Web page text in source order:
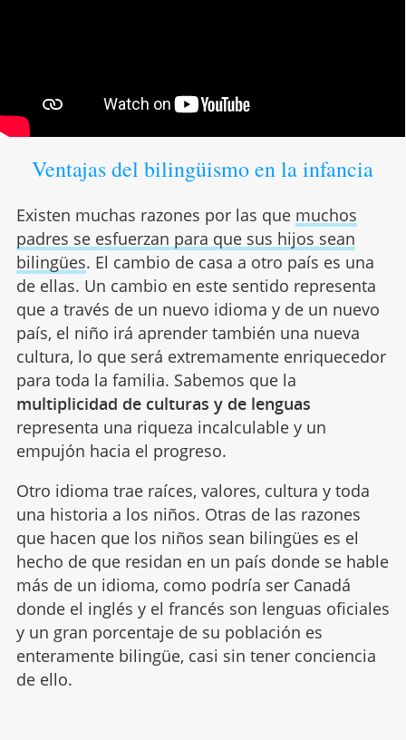
Ventajas del bilingüismo en la infancia
Existen muchas razones por las que muchos
padres se esfuerzan para que sus hijos sean
bilingües. El cambio de casa a otro país es una
de ellas. Un cambio en este sentido representa
que a través de un nuevo idioma y de un nuevo
país, el niño irá aprender también una nueva
cultura, lo que será extremamente enriquecedor
para toda la familia. Sabemos que la
multiplicidad de culturas y de lenguas
representa una riqueza incalculable y un
empujón hacia el progreso.
Otro idioma trae raíces, valores, cultura y toda
una historia a los niños. Otras de las razones
que hacen que los niños sean bilingües es el
hecho de que residan en un país donde se hable
más de un idioma, como podría ser Canadá
donde el inglés y el francés son lenguas oficiales
y un gran porcentaje de su población es
enteramente bilingüe, casi sin tener conciencia
de ello.